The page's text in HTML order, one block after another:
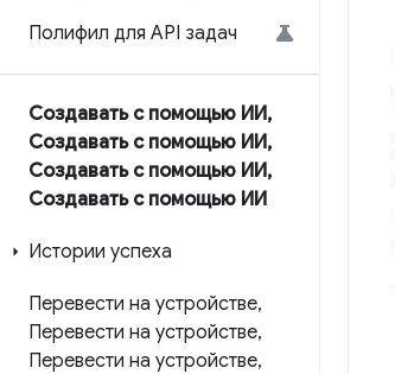
Полифил для API задач
Создавать с помощью ИИ,
Создавать с помощью ИИ,
Создавать с помощью ИИ,
Создавать с помощью ИИ
Истории успеха
Перевести на устройстве,
Перевести на устройстве,
Перевести на устройстве,